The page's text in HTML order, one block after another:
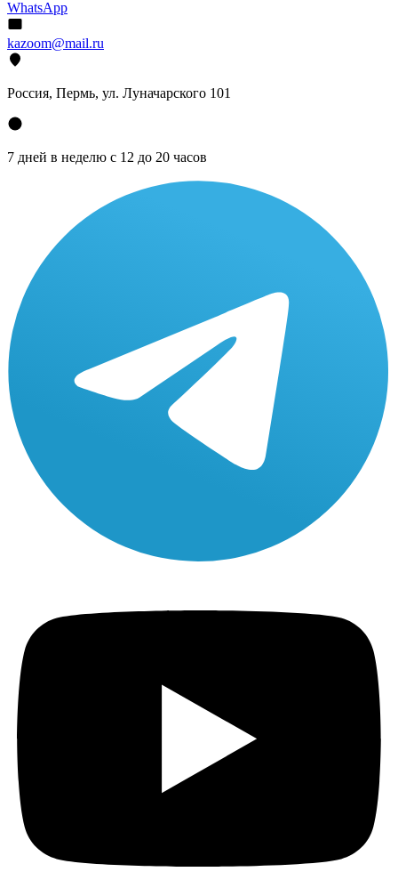
WhatsApp
kazoom@mail.ru
Россия, Пермь, ул. Луначарского 101
7 дней в неделю с 12 до 20 часов